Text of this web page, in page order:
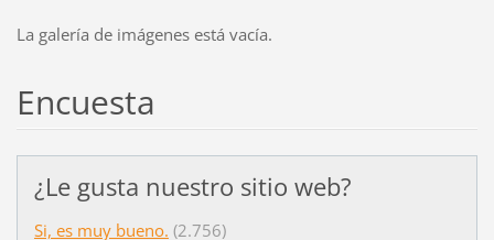
La galería de imágenes está vacía.
Encuesta
¿Le gusta nuestro sitio web?
Si, es muy bueno. (2.756)